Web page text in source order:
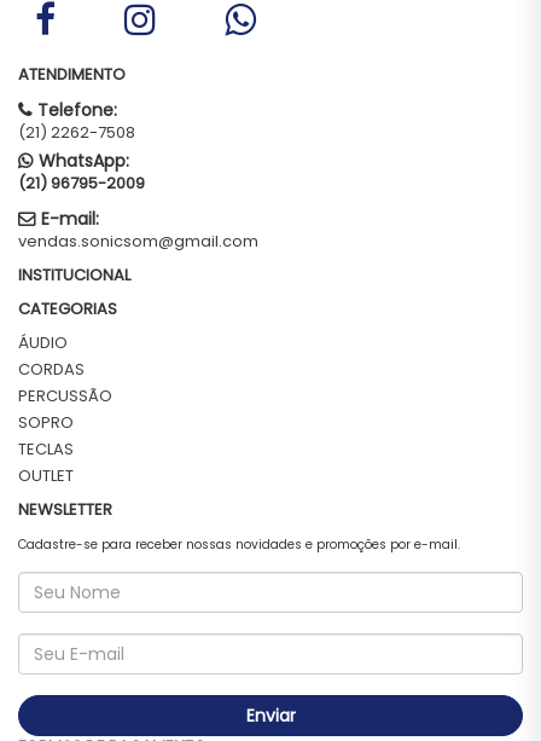
ATENDIMENTO
Telefone:
(21) 2262-7508
WhatsApp:
(21) 96795-2009
E-mail:
vendas.sonicsom@gmail.com
INSTITUCIONAL
CATEGORIAS
ÁUDIO
CORDAS
PERCUSSÃO
SOPRO
TECLAS
OUTLET
NEWSLETTER
Cadastre-se para receber nossas novidades e promoções por e-mail.
Enviar